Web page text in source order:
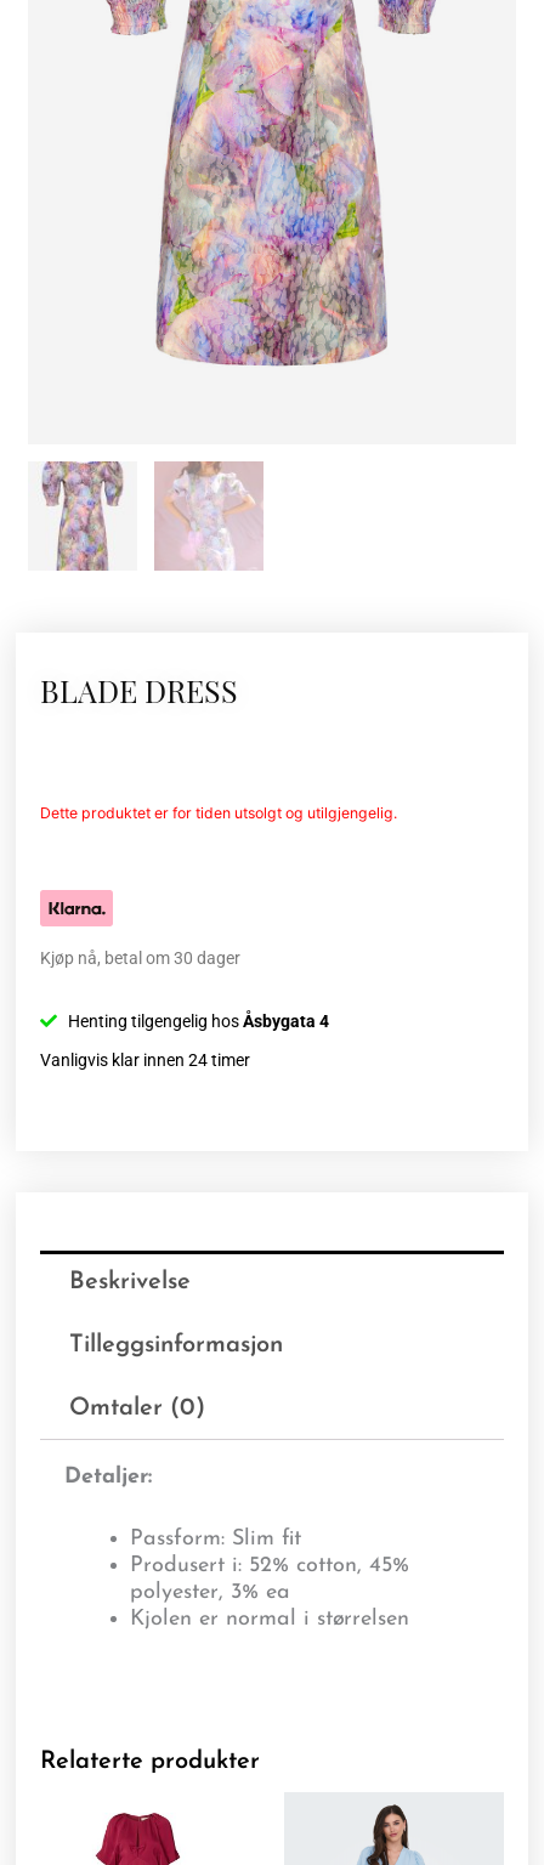
BLADE DRESS
Dette produktet er for tiden utsolgt og utilgjengelig.
Kjøp nå, betal om 30 dager
Henting tilgengelig hosÅsbygata 4
Vanligvis klar innen 24 timer
Beskrivelse
Tilleggsinformasjon
Omtaler (0)
Detaljer:
Passform: Slim fit
Produsert i: 52% cotton, 45%
polyester, 3% ea
Kjolen er normal i størrelsen
Relaterte produkter